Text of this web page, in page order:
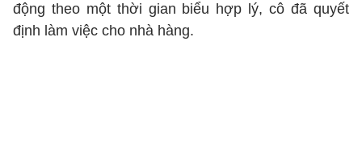
động theo một thời gian biểu hợp lý, cô đã quyết
định làm việc cho nhà hàng.